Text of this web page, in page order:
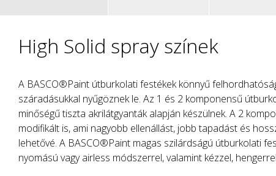
High Solid spray színek
A BASCO®Paint útburkolati festékek könnyű
száradásukkal nyűgöznek le. Az 1 és 2 komponensű
minőségű tiszta akrilátgyanták alapján készülnek. A 2
modifikált is, ami nagyobb ellenállást, jobb tapadást és
lehetővé. A BASCO®Paint magas szilárdságú útburkolati
nyomású vagy airless módszerrel, valamint kézzel,